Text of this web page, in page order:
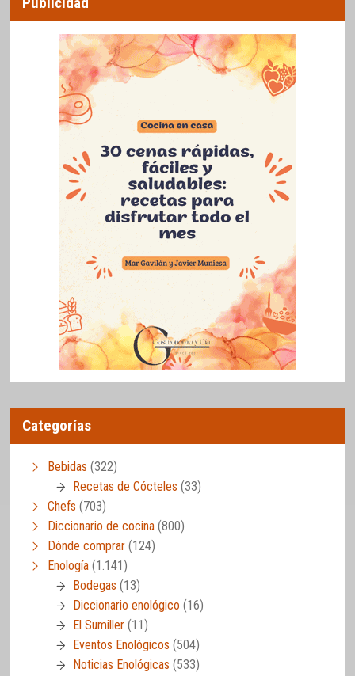
Categorías
Bebidas (322)
Recetas de Cócteles (33)
Chefs (703)
Diccionario de cocina (800)
Dónde comprar (124)
Enología (1.141)
Bodegas (13)
Diccionario enológico (16)
El Sumiller (11)
Eventos Enológicos (504)
Noticias Enológicas (533)